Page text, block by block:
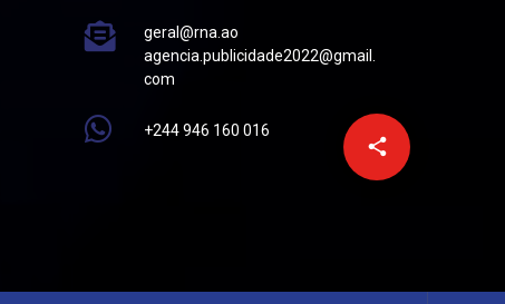
share
email
geral@rna.ao
agencia.publicidade2022@gmail.
com
+244 946 160 016